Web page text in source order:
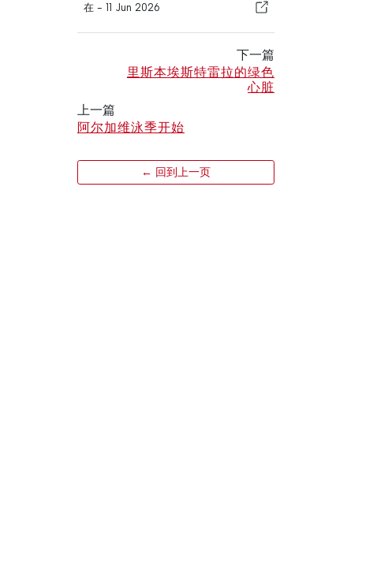
在 - 11 Jun 2026
下一篇
里斯本埃斯特雷拉的绿色
心脏
上一篇
阿尔加维泳季开始
← 回到上一页